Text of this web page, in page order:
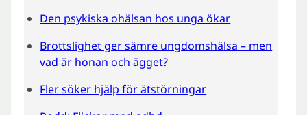
Den psykiska ohälsan hos unga ökar
Brottslighet ger sämre ungdomshälsa – men
vad är hönan och ägget?
Fler söker hjälp för ätstörningar